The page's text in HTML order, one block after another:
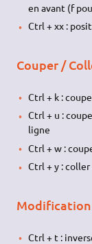
en avant (f
Ctrl + xx :
Couper /
Ctrl + k :
Ctrl + u :
ligne
Ctrl + w :
Ctrl + y :
Modification
Ctrl + t :